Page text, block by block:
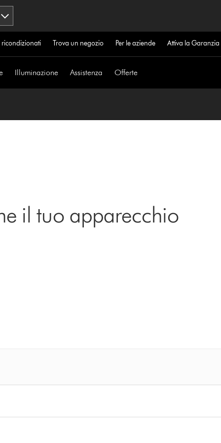
ricondizionati Trova un negozio Per le aziende Attiva la
Illuminazione Assistenza Offerte
il tuo apparecchio